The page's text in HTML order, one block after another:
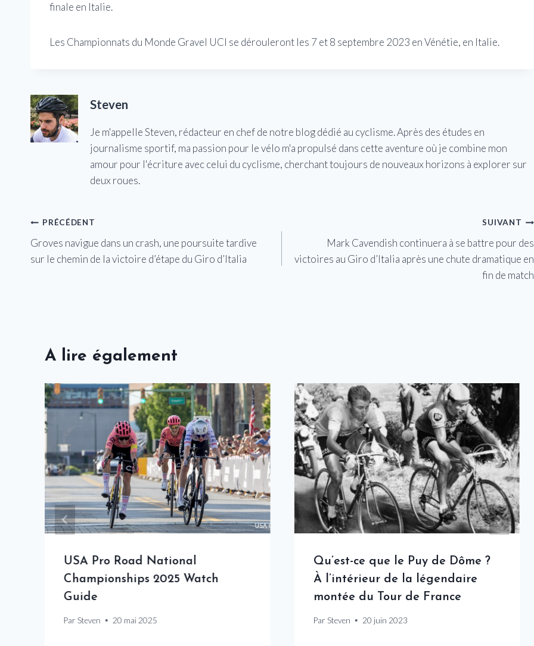
finale en Italie.
Les Championnats du Monde Gravel UCI se dérouleront les 7 et 8 septembre 2023 en Vénétie, en Italie.
Steven
Je m'appelle Steven, rédacteur en chef de notre blog dédié au cyclisme. Après des études en
journalisme sportif, ma passion pour le vélo m'a propulsé dans cette aventure où je combine mon
amour pour l'écriture avec celui du cyclisme, cherchant toujours de nouveaux horizons à explorer sur
deux roues.
Navigation
de
PRÉCÉDENT
Groves navigue dans un crash, une poursuite tardive
sur le chemin de la victoire d’étape du Giro d’Italia
SUIVANT
Mark Cavendish continuera à se battre pour des
victoires au Giro d’Italia après une chute dramatique en
fin de match
A lire également
USA Pro Road National
Championships 2025 Watch
Guide
Par Steven 20 mai 2025
Qu’est-ce que le Puy de Dôme ?
À l’intérieur de la légendaire
montée du Tour de France
Par Steven 20 juin 2023